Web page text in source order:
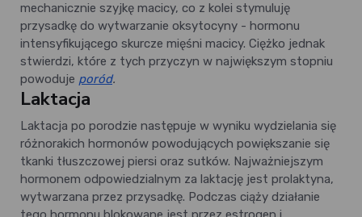
mechanicznie szyjkę macicy, co z kolei stymuluję
przysadkę do wytwarzanie oksytocyny - hormonu
intensyfikującego skurcze mięśni macicy. Ciężko jednak
stwierdzi, które z tych przyczyn w największym stopniu
powoduje poród.
Laktacja
Laktacja po porodzie następuje w wyniku wydzielania się
różnorakich hormonów powodujących powiększanie się
tkanki tłuszczowej piersi oraz sutków. Najważniejszym
hormonem odpowiedzialnym za laktację jest prolaktyna,
wytwarzana przez przysadkę. Podczas ciąży działanie